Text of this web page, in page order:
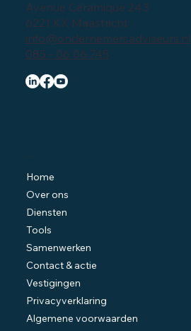
Avenue Ceramique 243
6221 KX Maastricht
info@ondernemersadviseurs.nl
085 - 06 06 745
Navigatie
Home
Over ons
Diensten
Tools
Samenwerken
Contact & actie
Vestigingen
Privacyverklaring
Algemene voorwaarden